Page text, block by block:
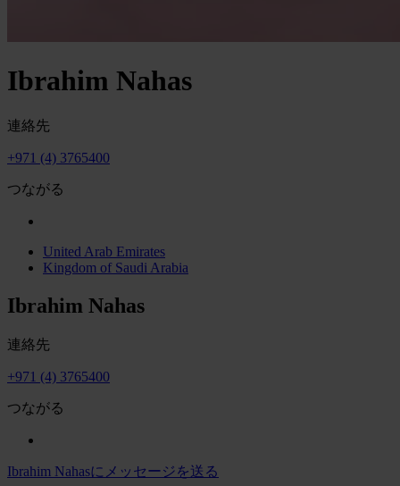
Ibrahim Nahas
連絡先
+971 (4) 3765400
つながる
United Arab Emirates
Kingdom of Saudi Arabia
Ibrahim Nahas
連絡先
+971 (4) 3765400
つながる
Ibrahim Nahasにメッセージを送る